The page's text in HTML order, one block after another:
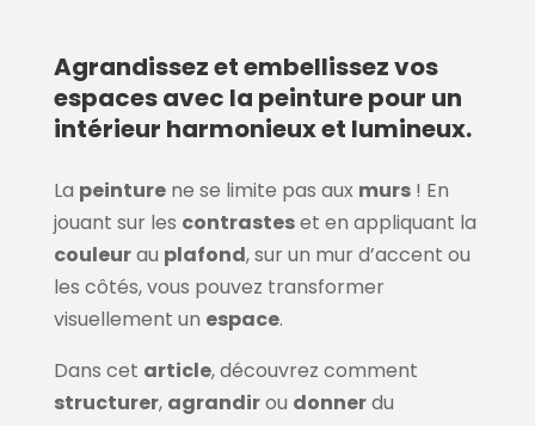
Agrandissez et embellissez vos
espaces avec la peinture pour un
intérieur harmonieux et lumineux.
La peinturene se limite pas aux murs! En
jouant sur les contrasteset en appliquant la
couleurau plafond, sur un mur d’accent ou
les côtés, vous pouvez transformer
visuellement un espace.
Dans cet article, découvrez comment
structurer, agrandirou donnerdu